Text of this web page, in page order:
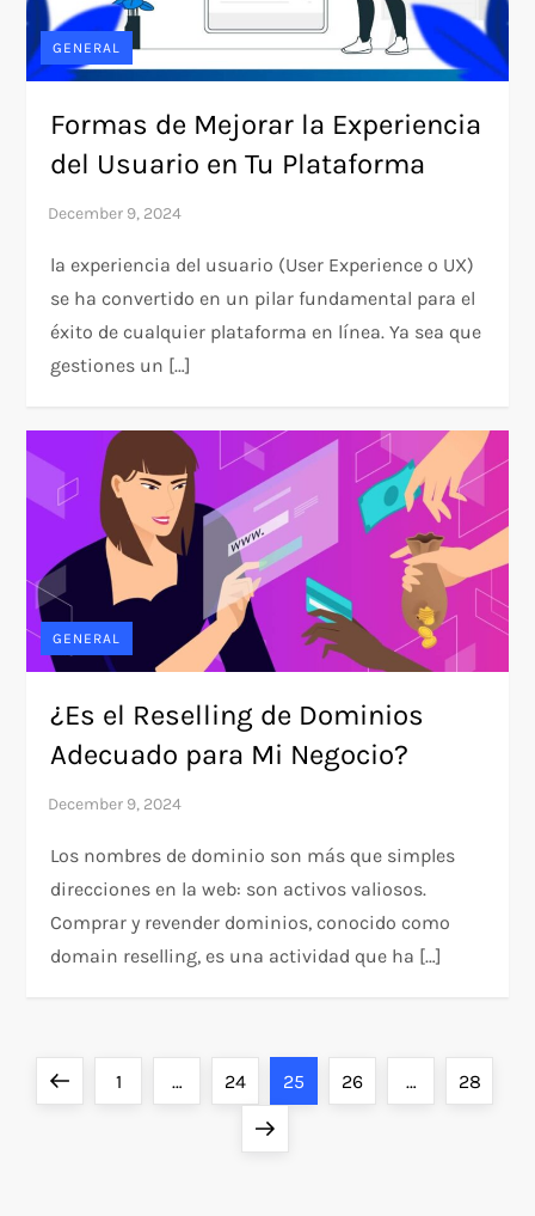
GENERAL
Formas de Mejorar la Experiencia
del Usuario en Tu Plataforma
la experiencia del usuario (User Experience o UX)
se ha convertido en un pilar fundamental para el
éxito de cualquier plataforma en línea. Ya sea que
gestiones un […]
GENERAL
¿Es el Reselling de Dominios
Adecuado para Mi Negocio?
Los nombres de dominio son más que simples
direcciones en la web: son activos valiosos.
Comprar y revender dominios, conocido como
domain reselling, es una actividad que ha […]
PreviousPage
1 … Page
24 Page
25 Page
26 … Page
28
Next